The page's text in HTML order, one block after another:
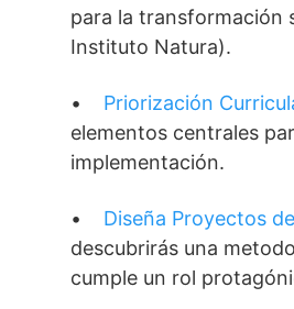
para la transformación
Instituto Natura).
• Priorización
elementos centrales
implementación.
• Diseña Proyectos
descubrirás una
cumple un rol